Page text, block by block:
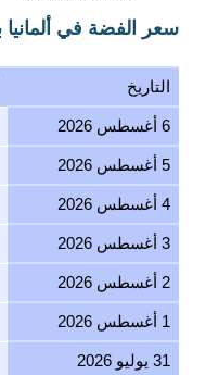
سعر الفضة في
التاريخ
6 أغسطس 2026
5 أغسطس 2026
4 أغسطس 2026
3 أغسطس 2026
2 أغسطس 2026
1 أغسطس 2026
31 يوليو 2026